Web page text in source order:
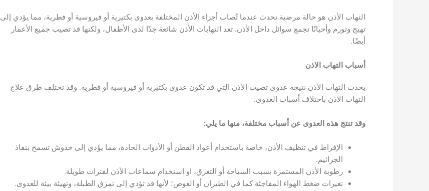
التهاب الأذن هو حالة مرضية تحدث عندما تُصاب أجزاء الأذن المختلفة بعدوى بكتيرية أو فيروسية أو فطرية، مما يؤدي إلى
تهيج وتورم وأحيانًا تجمع سوائل داخل الأذن. تعد التهابات الأذن شائعة جدًا لدى الأطفال، ولكنها قد تصيب جميع الأعمار
أيضًا.
أسباب التهاب الاذن
يحدث التهاب الأذن نتيجة عدوى تصيب الأذن التي قد تكون عدوى بكتيرية أو فيروسية أو فطرية. وقد تختلف طرق علاج
التهاب الاذن باختلاف أسباب العدوى.
وقد تنتج هذه العدوى عن أسباب مختلفة، منها ما يلي:
الإفراط في تنظيف الأذن، خاصة باستخدام أعواد القطن أو الأدوات الحادة، مما يؤدي إلى خدوش تسمح بنفاذ
الجراثيم.
رطوبة الأذن المستمرة بسبب السباحة أو التعرق، او استخدام سماعات الأذن لفترات طويلة.
تغيرات ضغط الهواء المفاجئة كما في الطيران أو الغوص؛ لأنها قد تؤدي إلى تمزق الطبلة، وتهيئة بيئة للعدوى.